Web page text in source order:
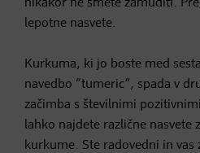
nikakor ne smete zamuditi.
lepotne nasvete.
Kurkuma, ki jo boste med
navedbo “tumeric”, spada v
začimba s številnimi
lahko najdete različne nasvete
kurkume. Ste radovedni in